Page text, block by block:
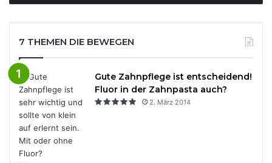
7 THEMEN DIE BEWEGEN
Gute Zahnpflege ist entscheidend!
Fluor in der Zahnpasta auch?
2. März 2014